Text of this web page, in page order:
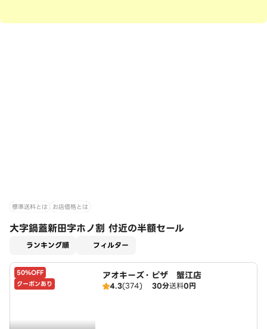
標準送料とは お店価格とは
大字鍋蓋新田字ホノ割 付近の半額セール
ランキング順 フィルター
50%OFF
クーポンあり
アオキーズ・ピザ 蟹江店
4.3(374) 30分送料0円